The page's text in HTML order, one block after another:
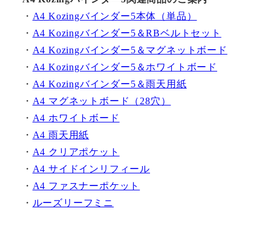
・ A4 Kozingバインダー5本体（単品）
・ A4 Kozingバインダー5＆RBベルトセット
・ A4 Kozingバインダー5＆マグネットボード
・ A4 Kozingバインダー5＆ホワイトボード
・ A4 Kozingバインダー5＆雨天用紙
・ A4 マグネットボード（28穴）
・ A4 ホワイトボード
・ A4 雨天用紙
・ A4 クリアポケット
・ A4 サイドインリフィール
・ A4 ファスナーポケット
・ ルーズリーフミニ